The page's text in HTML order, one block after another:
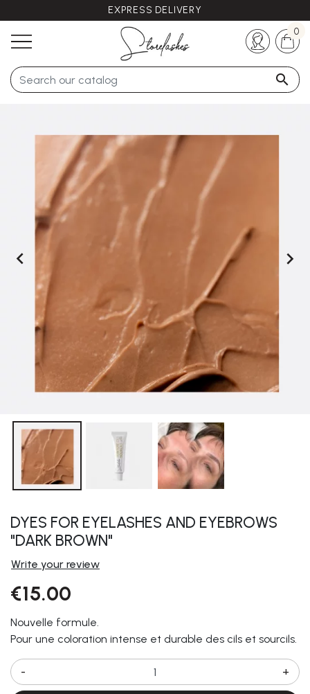
EXPRESS DELIVERY
Any questions ?
+33 (0)5 57 21 62 94

0
 
DYES FOR EYELASHES AND EYEBROWS
"DARK BROWN"
Write your review
€15.00
Nouvelle formule.
Pour une coloration intense et durable des cils et sourcils.
- +